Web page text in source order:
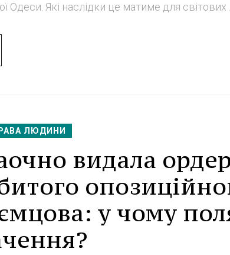
Одеси. Які наслідки це матиме для світових ...
ЛЮДИНИ
видала
у чому